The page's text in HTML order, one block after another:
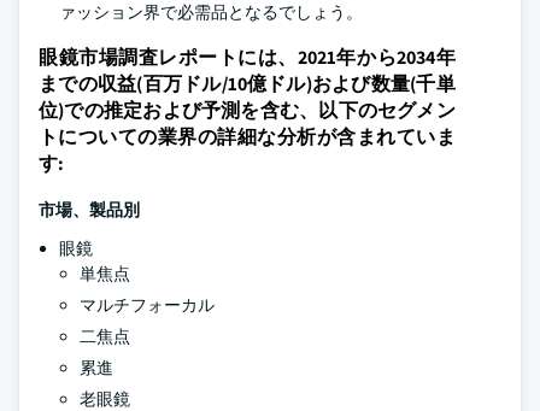
ァッション界で必需品となるでしょう。
眼鏡市場調査レポートには、2021年から2034年
までの収益(百万ドル/10億ドル)および数量(千単
位)での推定および予測を含む、以下のセグメン
トについての業界の詳細な分析が含まれていま
す:
市場、製品別
眼鏡
単焦点
マルチフォーカル
二焦点
累進
老眼鏡